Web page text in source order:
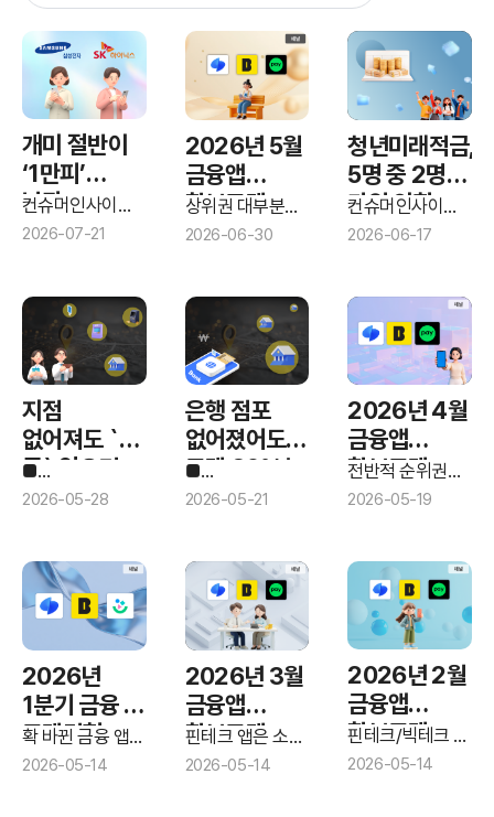
국내·해외 여행 만족도 조사 (2017~)
OTT·콘텐츠
OTT 콘텐츠 기획조사 (주례, 2024~)
개미 절반이
‘1만피’
낙관…
폭락장에도
컨슈머인사이트
‘투자 이슈
개인투자자 인식
(7월)
2026-07-21
2026년 5월
금융앱
확보고객
순위
상위권 대부분
반등, 은행/
2026-06-30
청년미래적금,
5명 중 2명
가입 의향…
은행 선택
컨슈머인사이트
‘금융플랫폼
인식
2026-06-17
지점
없어져도 `갈
곳` 있으면
된다…대안
■
컨슈머인사이트 `
분석 시리즈 ②
2026-05-28
은행 점포
없어졌어도
고객 86%는
안 떠났다
■
컨슈머인사이트 `
분석 시리즈 ①
2026-05-21
2026년 4월
금융앱
확보고객
순위
전반적 순위권
안정화,
2026-05-19
2026년
1분기 금융 앱
고객경험
평가
확 바뀐 금융 앱
평가 순위…새로
2026-05-14
2026년 3월
금융앱
확보고객
순위
핀테크 앱은 소폭
하락, 은행/
2026-05-14
2026년 2월
금융앱
확보고객
순위
핀테크/빅테크 앱
확보고객 회복
2026-05-14